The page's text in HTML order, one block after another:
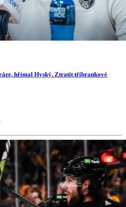
hřímal Hyský. Ztratit tříbrankové